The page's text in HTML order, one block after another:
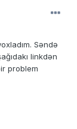
Səndə
linkdən
problem